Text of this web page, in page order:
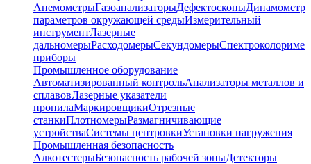
АнемометрыГазоанализаторыДефектоскопы
параметров окружающей средыИзмерительный
инструментЛазерные
дальномерыРасходомерыСекундомеры
приборы
Промышленное оборудование
Автоматизированный контрольАнализаторы металлов и
сплавовЛазерные указатели
пропилаМаркировщикиОтрезные
станкиПлотномерыРазмагничивающие
устройстваСистемы центровкиУстановки нагружения
Промышленная безопасность
АлкотестерыБезопасность рабочей зоныДетекторы